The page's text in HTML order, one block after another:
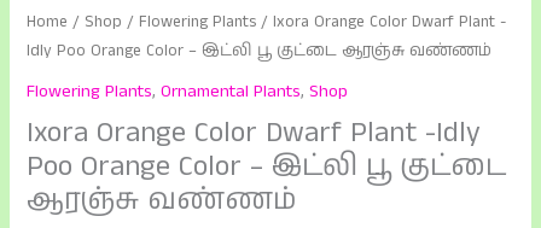
Home / Shop / Flowering Plants / Ixora Orange Color Dwarf Plant -
Idly Poo Orange Color – இட்லி பூ குட்டை ஆரஞ்சு வண்ணம்
Flowering Plants,Ornamental Plants,Shop
Ixora Orange Color Dwarf Plant -Idly
Poo Orange Color – இட்லி பூ குட்டை
ஆரஞ்சு வண்ணம்